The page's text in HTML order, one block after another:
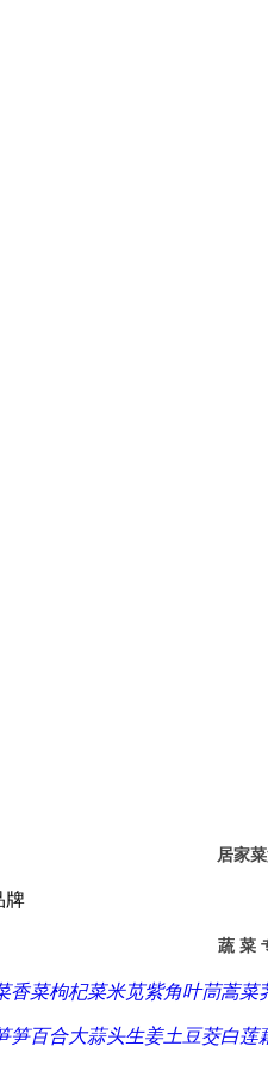
居家
牌
蔬 菜
香菜枸杞菜米苋紫角叶茼蒿菜
笋百合大蒜头生姜土豆茭白莲